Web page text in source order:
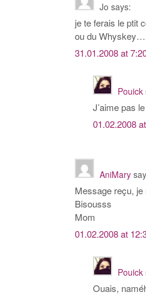
Jo says:
je te ferais le ptit
ou du
31.01.2008 at
Pouick
J’aime pas
01.02.2008
AniMary
Message reçu,
Bisousss
Mom
01.02.2008 at
Pouick
Ouais,